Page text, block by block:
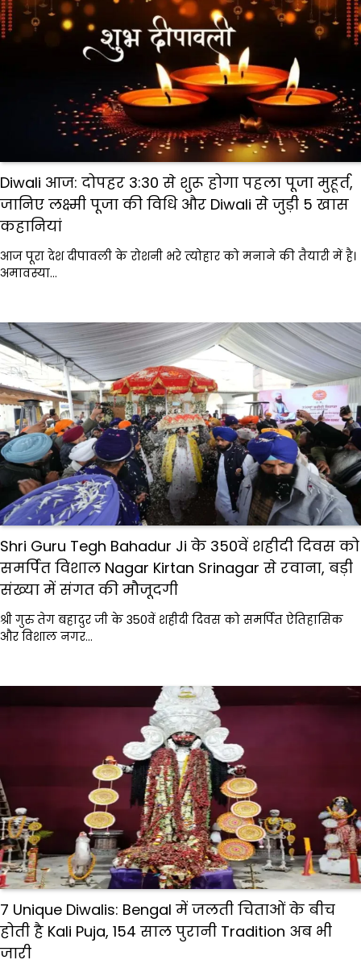
Diwali आज: दोपहर 3:30 से शुरू होगा पहला पूजा मुहूर्त,
जानिए लक्ष्मी पूजा की विधि और Diwali से जुड़ी 5 खास
कहानियां
आज पूरा देश दीपावली के रोशनी भरे त्योहार को मनाने की तैयारी में है।
अमावस्या…
Shri Guru Tegh Bahadur Ji के 350वें शहीदी दिवस को
समर्पित विशाल Nagar Kirtan Srinagar से रवाना, बड़ी
संख्या में संगत की मौजूदगी
श्री गुरु तेग बहादुर जी के 350वें शहीदी दिवस को समर्पित ऐतिहासिक
और विशाल नगर…
7 Unique Diwalis: Bengal में जलती चिताओं के बीच
होती है Kali Puja, 154 साल पुरानी Tradition अब भी
जारी